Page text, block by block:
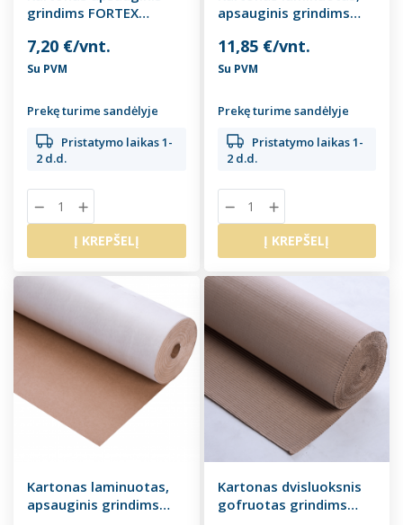
grindims FORTEX
7,20 €/vnt.
Su PVM
Prekę turime sandėlyje
Pristatymo laikas 1-
2 d.d.
Į KREPŠELĮ
apsauginis grindims
kv.m.
11,85 €/vnt.
Su PVM
Prekę turime sandėlyje
Pristatymo laikas 1-
2 d.d.
Į KREPŠELĮ
Kartonas laminuotas,
apsauginis grindims
Kartonas dvisluoksnis
gofruotas grindims